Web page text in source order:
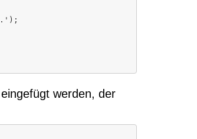
werden, der